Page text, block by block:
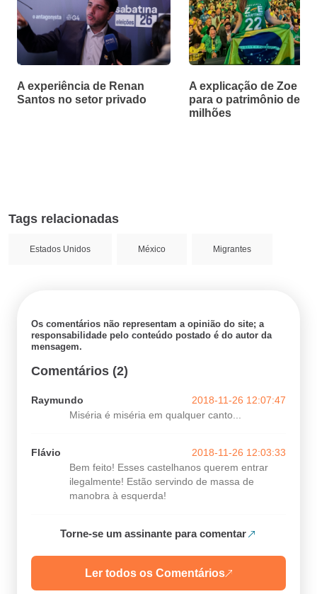
A experiência de Renan
Santos no setor privado
A explicação de Zoe
para o patrimônio de
milhões
Tags relacionadas
Estados Unidos México Migrantes
Os comentários não representam a opinião do site; a
responsabilidade pelo conteúdo postado é do autor da
mensagem.
Comentários (2)
Raymundo
2018-11-26 12:07:47
Miséria é miséria em qualquer canto...
Flávio
2018-11-26 12:03:33
Bem feito! Esses castelhanos querem entrar
ilegalmente! Estão servindo de massa de
manobra à esquerda!
Torne-se um assinante para comentar
Ler todos os Comentários